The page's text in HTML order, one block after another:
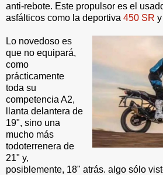
anti-rebote. Este propulsor es el
asfálticos como la deportiva 450 SR
Lo novedoso es
que no equipará,
como
prácticamente
toda su
competencia A2,
llanta delantera de
19", sino una
mucho más
todoterrenera de
21" y,
posiblemente, 18" atrás. algo sólo